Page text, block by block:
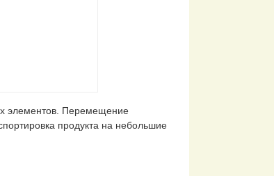
элементов. Перемещение
продукта на небольшие